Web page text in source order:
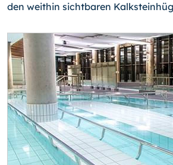
den weithin sichtbaren